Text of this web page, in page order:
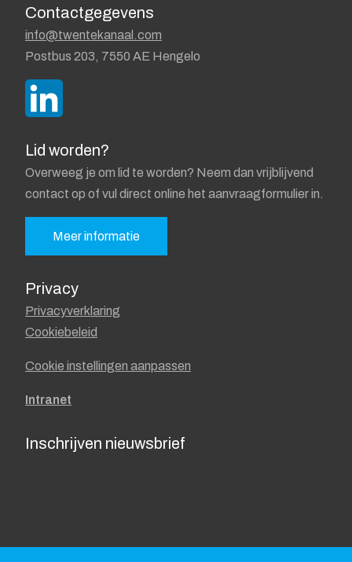
Contactgegevens
info@twentekanaal.com
Postbus 203, 7550 AE Hengelo
Lid worden?
Overweeg je om lid te worden? Neem dan vrijblijvend
contact op of vul direct online het aanvraagformulier in.
Meer informatie
Privacy
Privacyverklaring
Cookiebeleid
Cookie instellingen aanpassen
Intranet
Inschrijven nieuwsbrief